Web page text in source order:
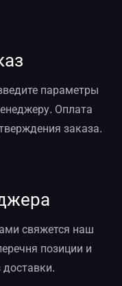
параметры
Оплата
заказа.
свяжется наш
позиции и